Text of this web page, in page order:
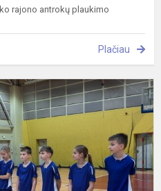
rajono antrokų plaukimo
Plačiau